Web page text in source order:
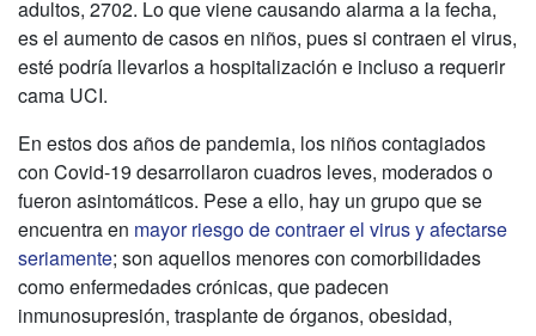
adultos, 2702. Lo que viene causando alarma a la fecha,
es el aumento de casos en niños, pues si contraen el virus,
esté podría llevarlos a hospitalización e incluso a requerir
cama UCI.
En estos dos años de pandemia, los niños contagiados
con Covid-19 desarrollaron cuadros leves, moderados o
fueron asintomáticos. Pese a ello, hay un grupo que se
encuentra en mayor riesgo de contraer el virus y afectarse
seriamente; son aquellos menores con comorbilidades
como enfermedades crónicas, que padecen
inmunosupresión, trasplante de órganos, obesidad,